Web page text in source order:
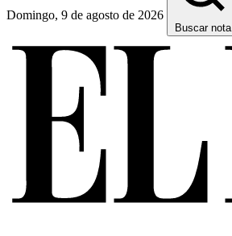
Domingo, 9 de agosto de 2026
Buscar nota